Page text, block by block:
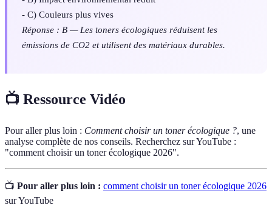
- C) Couleurs plus vives
Réponse : B — Les toners écologiques réduisent les
émissions de CO2 et utilisent des matériaux durables.
📺 Ressource Vidéo
Pour aller plus loin : Comment choisir un toner écologique ?, une
analyse complète de nos conseils. Recherchez sur YouTube :
"comment choisir un toner écologique 2026".
📺 Pour aller plus loin : comment choisir un toner écologique 2026
sur YouTube